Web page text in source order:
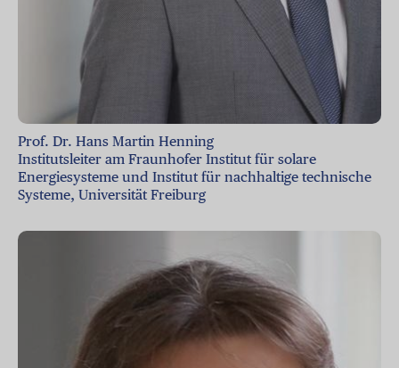
Prof. Dr. Hans Martin Henning
Institutsleiter am Fraunhofer Institut für solare
Energiesysteme und Institut für nachhaltige technische
Systeme, Universität Freiburg